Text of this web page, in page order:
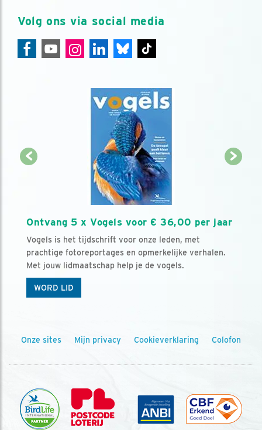
Volg ons via social media
Ontvang 5 x Vogels voor € 36,00 per jaar
Vogels is het tijdschrift voor onze leden, met
prachtige fotoreportages en opmerkelijke verhalen.
Met jouw lidmaatschap help je de vogels.
WORD LID
Onze sites Mijn privacy Cookieverklaring Colofon